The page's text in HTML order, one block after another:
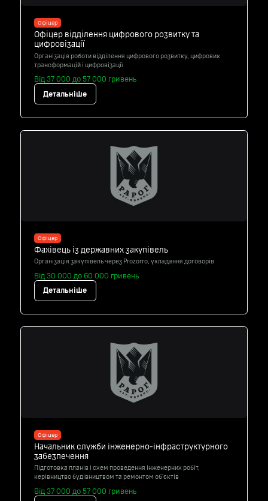
Офіцер
Офіцер відділення цифрового розвитку та
цифровізації
Організація роботи відділення цифрового розвитку, цифрових
трансформацій і цифровізації
Від 37 000 до 57 000 гривень
Детальніше
Офіцер
Фахівець із державних закупівель
Організація закупівель через Prozorro, укладання договорів
Від 30 000 до 60 000 гривень
Детальніше
Офіцер
Начальник служби інженерно-інфраструктурного
забезпечення
Підготовка планів і схем проведення інженерних робіт,
керівництво будівництвом та ремонтом об'єктів
Від 37 000 до 57 000 гривень